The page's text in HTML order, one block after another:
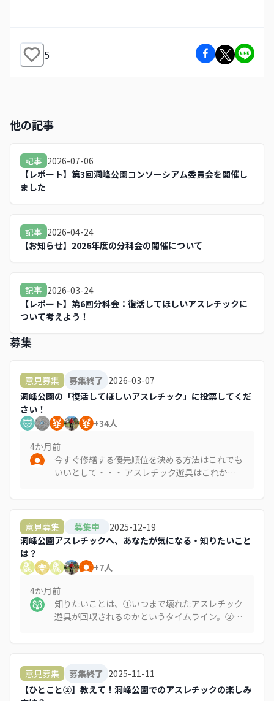
5
他の記事
記事 2026-07-06
【レポート】第3回洞峰公園コンソーシアム委員会を開催し
ました
記事 2026-04-24
【お知らせ】2026年度の分科会の開催について
記事 2026-03-24
【レポート】第6回分科会：復活してほしいアスレチックに
ついて考えよう！
募集
意見募集 募集終了 2026-03-07
洞峰公園の「復活してほしいアスレチック」に投票してくだ
さい！
+34人
4か月前
今すぐ修繕する優先順位を決める方法はこれでも
いいとして・・・ アスレチック遊具はこれから
峰公園全体の魅力も薄れていくと思うんですよ。
洞峰公園としてどんな遊具があるといいのか、ア
今の時代の新しい形があるはずですよね。 それ
なら、今から新しい魅力的な遊具のあり方を検討
して、それをもとにアスレチック遊具も作りかえ
ていかないとですよね。 そういうことをみんな
で知恵を出し合いながら検討していく、少し時間
意見募集 募集中
2025-12-19
洞峰公園アスレチックへ、あなたが気になる・知りたいこと
は？
+7人
4か月前
知りたいことは、➀いつまで壊れたアスレチック
遊具が回収されるのかというタイムライン。②回
からないです。 分科会でも発言させていただき
ましたが、子どもの成長はあっという間です。洞
峰公園のアスレチック遊具が壊れて随分立ちます
意見募集 募集終了 2025-11-11
【ひとこと②】教えて！洞峰公園でのアスレチックの楽しみ